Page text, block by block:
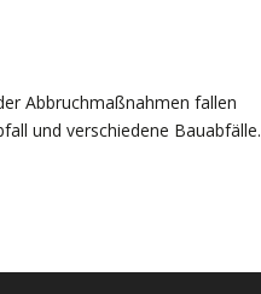
Abbruchmaßnahmen fallen
und verschiedene Bauabfälle.